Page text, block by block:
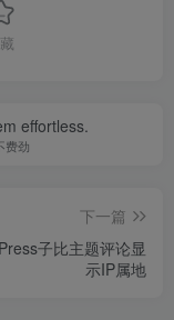
effortless.
费劲
下一篇
子比主题评论显
示IP属地